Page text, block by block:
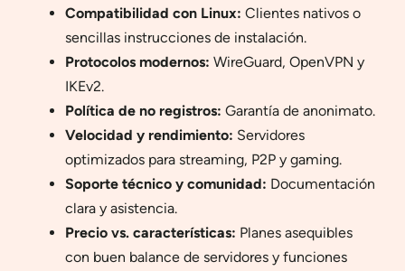
Compatibilidad con Linux: Clientes nativos o
sencillas instrucciones de instalación.
Protocolos modernos: WireGuard, OpenVPN y
IKEv2.
Política de no registros: Garantía de anonimato.
Velocidad y rendimiento: Servidores
optimizados para streaming, P2P y gaming.
Soporte técnico y comunidad: Documentación
clara y asistencia.
Precio vs. características: Planes asequibles
con buen balance de servidores y funciones